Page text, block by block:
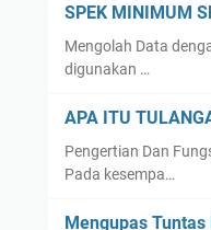
SPEK MINIMUM
Mengolah Data
digunakan …
APA ITU
Pengertian Dan
Pada kesempa…
Mengupas